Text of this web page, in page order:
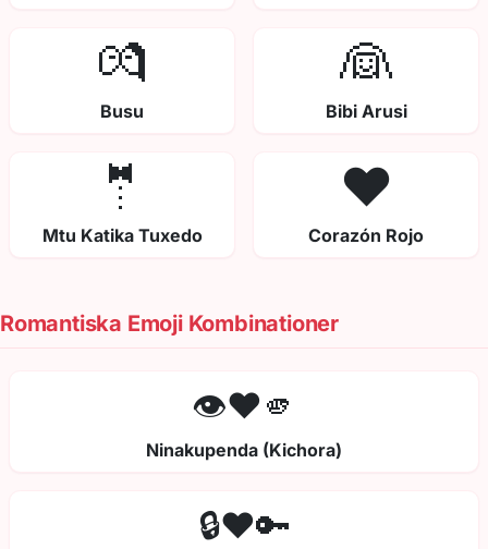
💏
Busu
👰
Bibi Arusi
🤵
Mtu Katika Tuxedo
❤️
Corazón Rojo
Romantiska Emoji Kombinationer
👁️❤️🫵
Ninakupenda (Kichora)
🔒❤️🔑